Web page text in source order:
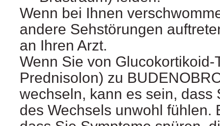
Wenn bei Ihnen
andere Sehstörungen
an Ihren Arzt.
Wenn Sie von Glucokortikoid-
Prednisolon) zu
wechseln, kann es sein, dass
des Wechsels unwohl fühlen.